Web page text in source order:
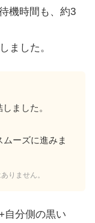
機時間も、約3
ました。
ました。
ーズに進みま
りません。
自分側の黒い